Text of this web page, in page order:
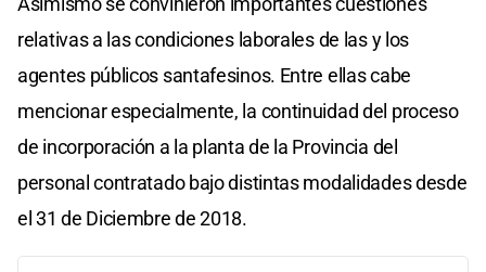
relativas a las condiciones laborales de las y los
agentes públicos santafesinos. Entre ellas cabe
mencionar especialmente, la continuidad del proceso
de incorporación a la planta de la Provincia del
personal contratado bajo distintas modalidades desde
el 31 de Diciembre de 2018.